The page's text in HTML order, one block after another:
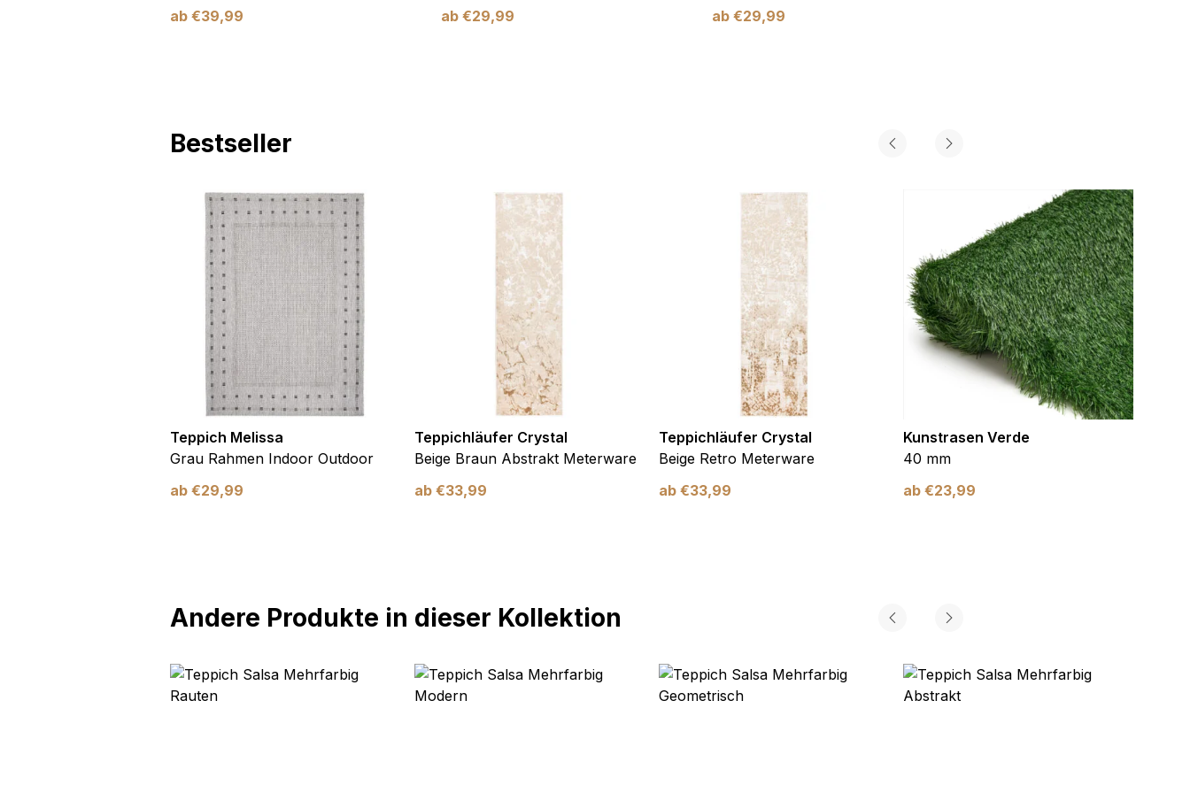
ab €39,99
ab €29,99
ab €29,99
Bestseller
Teppich Melissa
Grau Rahmen Indoor Outdoor
ab €29,99
Teppichläufer Crystal
Beige Braun Abstrakt Meterware
ab €33,99
Teppichläufer Crystal
Beige Retro Meterware
ab €33,99
Kunstrasen Verde
40 mm
ab €23,99
Andere Produkte in dieser Kollektion